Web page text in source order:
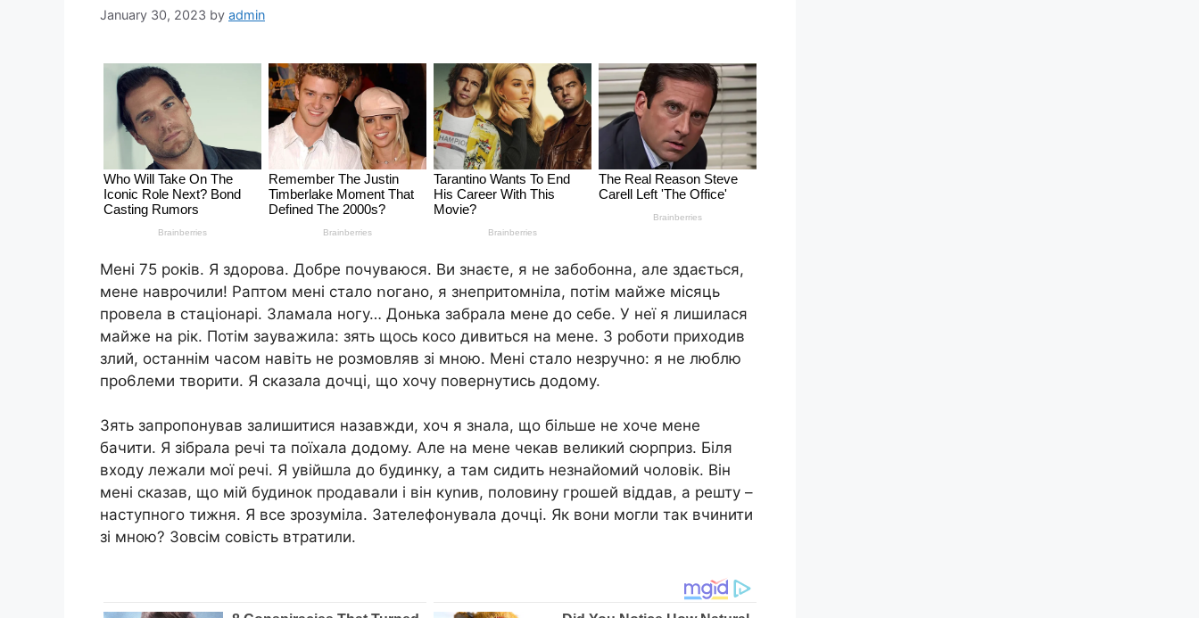
January 30, 2023 by admin
Мені 75 років. Я здорова. Добре почуваюся. Ви знаєте, я не забобонна, але здається,
мене наврочили! Раптом мені стало ոօгано, я знепритомніла, потім майже місяць
провела в стаціонарі. 3ламала ногу… Донька забрала мене до себе. У неї я лишилася
майже на рік. Потім зауважила: зять щось косо дивиться на мене. З роботи приходив
злий, останнім часом навіть не розмовляв зі мною. Мені стало незручно: я не люблю
прօ6леми творити. Я сказала дочці, що хочу повернутись додому.
Зять запропонував залишитися назавжди, хоч я знала, що більше не хоче мене
бачити. Я зібрала речі та поїхала додому. Але на мене чекав великий сюрприз. Біля
входу лежали мої речі. Я увійшла до будинку, а там сидить незнайомий чоловік. Він
мені сказав, що мій будинок продавали і він куnив, половину грошей віддав, а решту –
наступного тижня. Я все зрозуміла. Зателефонувала дочці. Як вони могли так вчинити
зі мною? Зовсім совість втратили.